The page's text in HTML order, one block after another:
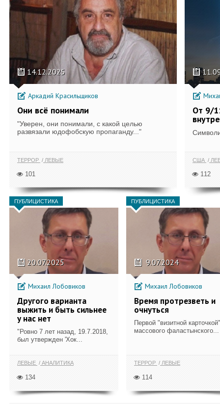
14.12.2025
Аркадий Красильщиков
Они всё понимали
"Уверен, они понимали, с какой целью
развязали юдофобскую пропаганду..."
ТЕРРОР ЛЕВЫЕ
101
От 9/
США
112
ПУБЛИЦИСТИКА
20.07.2025
Михаил Лобовиков
Другого варианта
выжить и быть сильнее
у нас нет
"Ровно 7 лет назад, 19.7.2018,
был утвержден 'Хок...
ЛЕВЫЕ АНАЛИТИКА
134
ПУБЛИЦИСТИКА
9.07.2024
Михаил Лобовиков
Время протрезветь и
очнуться
Первой "визитной карточкой"
массового фаластынского...
ТЕРРОР ЛЕВЫЕ
114